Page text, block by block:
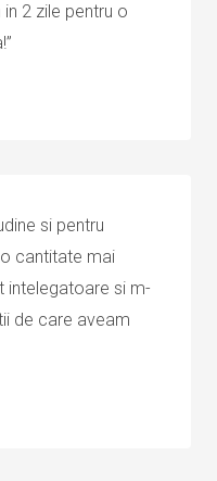
2 zile pentru o
si pentru
cantitate mai
intelegatoare si m-
de care aveam